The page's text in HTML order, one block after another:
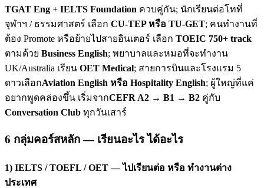
TGAT Eng + IELTS Foundation ควบคู่กัน; นักเรียนต่อโทที่
จุฬาฯ / ธรรมศาสตร์ เลือก CU-TEP หรือ TU-GET; คนทำงานที่
ต้อง Promote หรือย้ายไปสายอินเตอร์ เลือก TOEIC 750+ track
ตามด้วย Business English; พยาบาลและหมอที่จะทำงาน
UK/Australia เรียน OET Medical; สายการบินและโรงแรม 5
ดาวเลือกAviation English หรือ Hospitality English; ผู้ใหญ่ที่แค่
อยากพูดคล่องขึ้น เริ่มจากCEFR A2 → B1 → B2 คู่กับ
Conversation Club ทุกวันเสาร์
6 กลุ่มคอร์สหลัก — เรียนอะไร ได้อะไร
1) IELTS / TOEFL / OET — ไปเรียนต่อ หรือ ทำงานต่าง
ประเทศ